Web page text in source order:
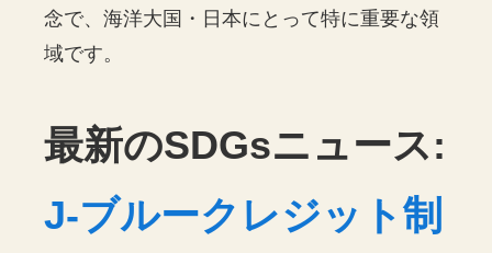
念で、海洋大国・日本にとって特に重要な領
域です。
最新のSDGsニュース:
J-ブルークレジット制